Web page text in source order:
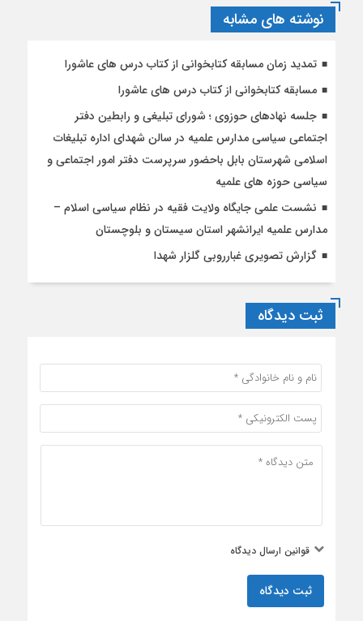
نوشته های مشابه
تمدید زمان مسابقه کتابخوانی از کتاب درس های عاشورا
مسابقه کتابخوانی از کتاب درس های عاشورا
جلسه نهادهای حوزوی ؛ شورای تبلیغی و رابطین دفتر
اجتماعی سیاسی مدارس علمیه در سالن شهدای اداره تبلیغات
اسلامی شهرستان بابل باحضور سرپرست دفتر امور اجتماعی و
سیاسی حوزه های علمیه
نشست علمی جایگاه ولایت فقیه در نظام سیاسی اسلام –
مدارس علمیه ایرانشهر استان سیستان و بلوچستان
گزارش تصویری غبارروبی گلزار شهدا
ثبت دیدگاه
قوانین ارسال دیدگاه
ثبت دیدگاه